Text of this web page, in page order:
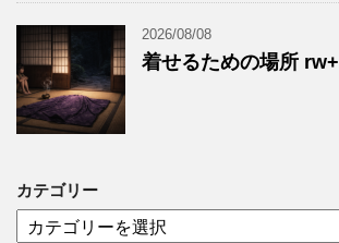
2026/08/08
着せるための場所
カテゴリー